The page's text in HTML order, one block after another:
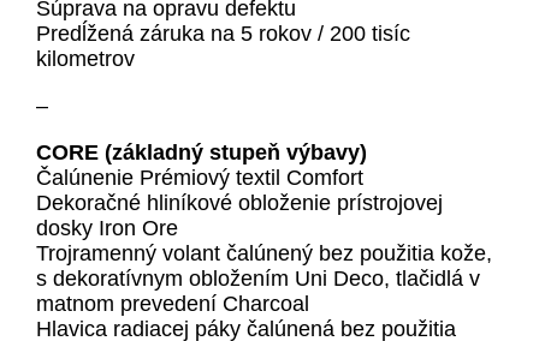
Súprava na opravu defektu
Predĺžená záruka na 5 rokov / 200 tisíc
kilometrov
–
CORE (základný stupeň výbavy)
Čalúnenie Prémiový textil Comfort
Dekoračné hliníkové obloženie prístrojovej
dosky Iron Ore
Trojramenný volant čalúnený bez použitia kože,
s dekoratívnym obložením Uni Deco, tlačidlá v
matnom prevedení Charcoal
Hlavica radiacej páky čalúnená bez použitia